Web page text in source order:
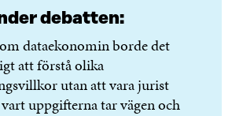
debatten:
dataekonomin borde det
att förstå olika
utan att vara jurist
uppgifterna tar vägen och